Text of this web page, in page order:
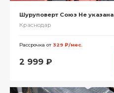
Шуруповерт Союз Не указана
Краснодар
Рассрочка от 329 ₽/мес.
2 999 ₽